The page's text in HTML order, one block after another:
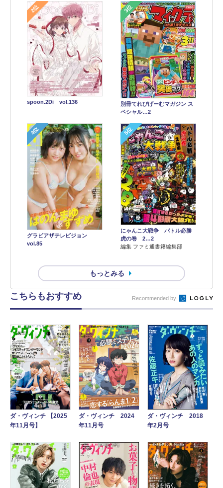
2位
spoon.2Di vol.136
3位
別冊てれびげーむマガジン ス
ペシャル…2
4位
グラビアザテレビジョン
vol.85
5位
にゃんこ大戦争 バトル必勝
虎の巻 2…2
編集 ファミ通書籍編集部
もっとみる
こちらもおすすめ Recommended by
ダ・ヴィンチ 【2025
年11月号】
ダ・ヴィンチ 2024
年11月号
ダ・ヴィンチ 2018
年2月号